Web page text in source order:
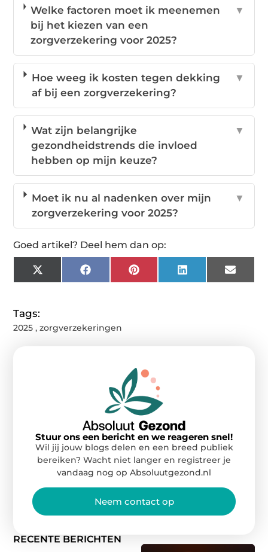
Welke factoren moet ik meenemen
bij het kiezen van een
zorgverzekering voor 2025?
▼
Hoe weeg ik kosten tegen dekking
af bij een zorgverzekering?
▼
Wat zijn belangrijke
gezondheidstrends die invloed
hebben op mijn keuze?
▼
Moet ik nu al nadenken over mijn
zorgverzekering voor 2025?
▼
Goed artikel? Deel hem dan op:
X
(Twitter)
FacebookPinterestLinkedInEmail
Tags:
2025 ,zorgverzekeringen
RECENTE BERICHTEN
Stuur ons een bericht en we reageren snel!
Wil jij jouw blogs delen en een breed publiek
bereiken? Wacht niet langer en registreer je
vandaag nog op Absoluutgezond.nl
Neem contact op